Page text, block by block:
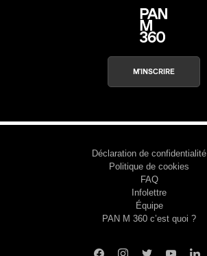
M'INSCRIRE
Déclaration de confidentialité
Politique de cookies
FAQ
Infolettre
Équipe
PAN M 360 c’est quoi ?